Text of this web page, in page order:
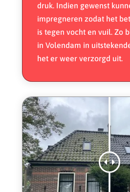
druk. Indien gewenst
impregneren zodat het
is tegen vocht en vuil. Zo
in Volendam in
het er weer verzorgd uit.